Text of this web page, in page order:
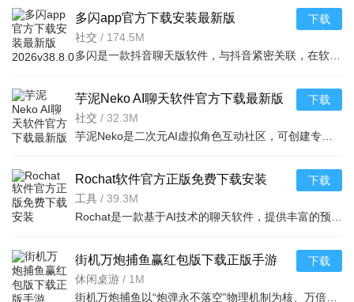
多闪app官方下载安装最新版
2026v38.8.0最新版
社交 / 174.5M
下载
芋泥Neko AI聊天软件官方下载最新版
v1.2.84最新版
社交 / 32.3M
下载
Rochat软件官方正版免费下载安装
v2.3.13安卓版
工具 / 39.3M
下载
街机万炮捕鱼赢红包版下载正版手游
v1.0.3联想版
休闲桌游 / 1M
下载